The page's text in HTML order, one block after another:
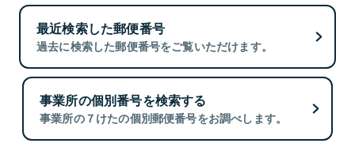
最近検索した郵便番号
過去に検索した郵便番号をご覧いただけます。
事業所の個別番号を検索する
事業所の７けたの個別郵便番号をお調べします。